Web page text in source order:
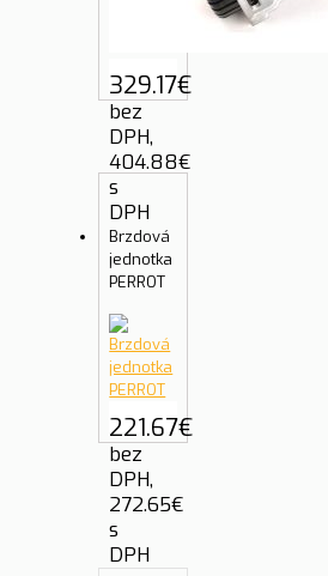
329.17€
bez
DPH,
404.88€
s
DPH
Brzdová
jednotka
PERROT
221.67€
bez
DPH,
272.65€
s
DPH